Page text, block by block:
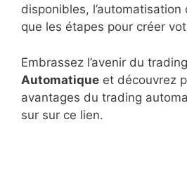
disponibles,
que les étapes pour créer
Embrassez l’avenir du
Automatique et découvrez
avantages du trading
sur sur ce lien.